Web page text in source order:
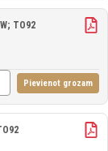
TO92
Pievienot grozam